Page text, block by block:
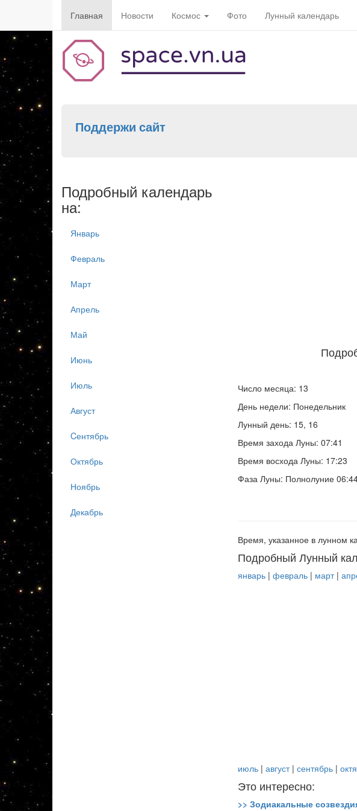
Главная Новости Космос Фото Лунный календарь
Поддержи сайт
Число месяца: 13
День недели: Понедельник
Лунный день: 15, 16
Время захода Луны: 07:41
Время восхода Луны: 17:23
Фаза Луны: Полнолуние
Время, указанное в лунном
Подробный Лунный
январь| февраль| март|
июль| август| сентябрь|
Это интересно:
>> Зодиакальные
Подробный календарь
на:
Январь
Февраль
Март
Апрель
Май
Июнь
Июль
Август
Cентябрь
Октябрь
Ноябрь
Декабрь